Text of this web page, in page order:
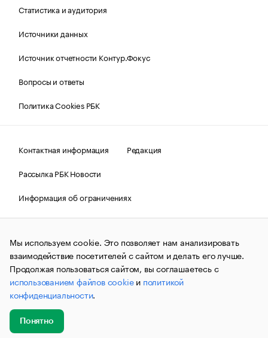
Статистика и аудитория
Источники данных
Источник отчетности Контур.Фокус
Вопросы и ответы
Политика Cookies РБК
Контактная информация
Редакция
Рассылка РБК Новости
Информация об ограничениях
Правовая информация
О соблюдении авторских прав
© АО «РОСБИЗНЕСКОНСАЛТИНГ»,1995–2026.Сообщения
и материалы информационного агентства «РБК»
(зарегистрировано Федеральной службой по надзору в сфере
связи, информационных технологий и массовых
коммуникаций (Роскомнадзор) 09.12.2015 за номером ИА
№ФС77-63848) сопровождаются пометкой «РБК». Отдельные
публикации могут содержать информацию,
не предназначенную для пользователей
до 18 лет.
Мы используем cookie. Это позволяет нам анализировать
взаимодействие посетителей с сайтом и делать его лучше.
Продолжая пользоваться сайтом, вы соглашаетесь с
использованием файлов cookieи политикой
конфиденциальности.
Понятно